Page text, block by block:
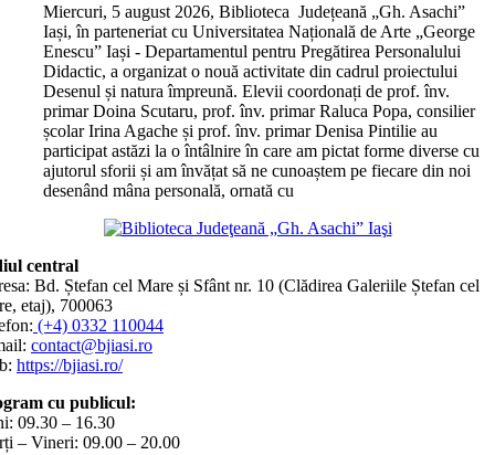
Miercuri, 5 august 2026, Biblioteca Județeană „Gh. Asachi”
Iași, în parteneriat cu Universitatea Națională de Arte „George
Enescu” Iași - Departamentul pentru Pregătirea Personalului
Didactic, a organizat o nouă activitate din cadrul proiectului
Desenul și natura împreună. Elevii coordonați de prof. înv.
primar Doina Scutaru, prof. înv. primar Raluca Popa, consilier
școlar Irina Agache și prof. înv. primar Denisa Pintilie au
participat astăzi la o întâlnire în care am pictat forme diverse cu
ajutorul sforii și am învățat să ne cunoaștem pe fiecare din noi
desenând mâna personală, ornată cu
central
Bd. Ștefan cel Mare și Sfânt nr. 10 (Clădirea Galeriile Ștefan cel
etaj), 700063
(+4) 0332 110044
contact@bjiasi.ro
https://bjiasi.ro/
cu publicul:
09.30 – 16.30
– Vineri: 09.00 – 20.00